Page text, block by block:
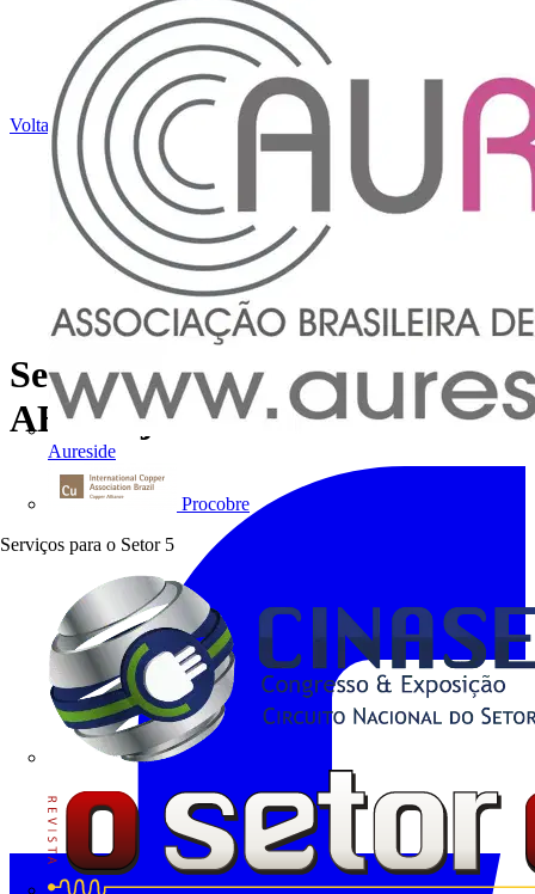
Aureside
Procobre
Serviços para o Setor 5
Voltar para Notícias
Semana da proteção elétrica na
ABB Loja On-line